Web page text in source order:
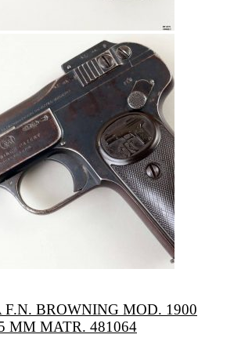
F.N. BROWNING MOD. 1900
MM MATR. 481064